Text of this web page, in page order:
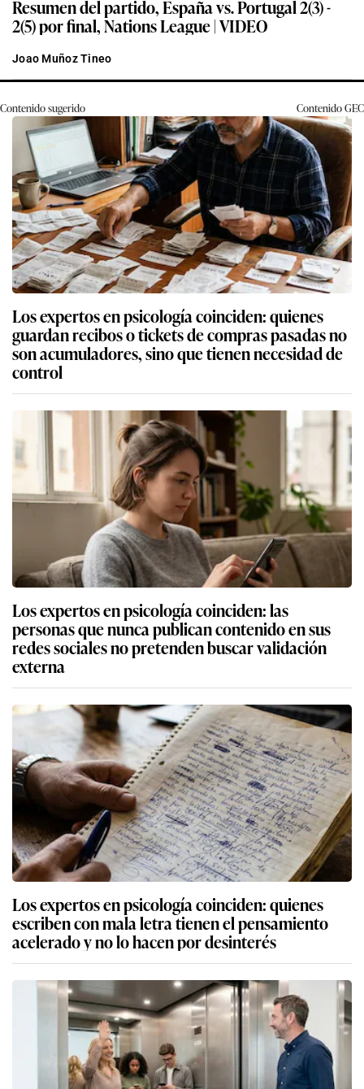
Resumen del partido, España vs. Portugal 2(3) -
2(5) por final, Nations League | VIDEO
Joao Muñoz Tineo
Contenido sugerido ContenidoGEC
Los expertos en psicología coinciden: quienes
guardan recibos o tickets de compras pasadas no
son acumuladores, sino que tienen necesidad de
control
Los expertos en psicología coinciden: las
personas que nunca publican contenido en sus
redes sociales no pretenden buscar validación
externa
Los expertos en psicología coinciden: quienes
escriben con mala letra tienen el pensamiento
acelerado y no lo hacen por desinterés